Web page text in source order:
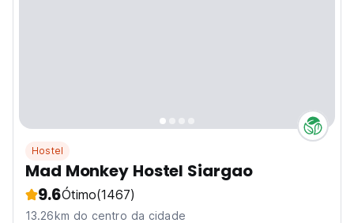
Hostel
Mad Monkey Hostel Siargao
9.6Ótimo(1467)
13.26km do centro da cidade